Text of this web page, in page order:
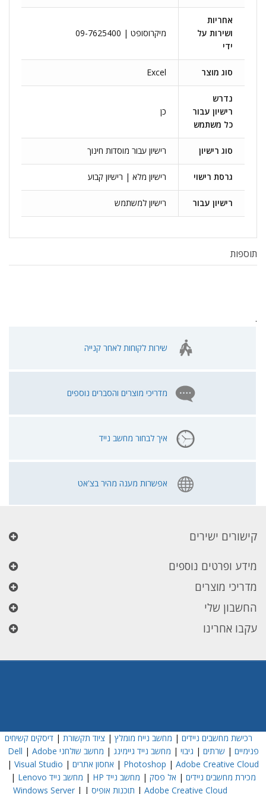
אחריות
ושירות על
ידי
מיקרוסופט | 09-7625400
סוג מוצר Excel
נדרש
רישיון עבור
כל משתמש
כן
סוג רישיון רישיון עבור מוסדות חינוך
גרסת רישוי רישיון מלא | רישיון קבוע
רישיון עבור רישיון למשתמש
תוספות
.
שירות לקוחות לאחר קנייה
מדריכי מוצרים והסברים נוספים
איך לבחור מחשב נייד
אפשרות מענה מהיר בצ'אט
קישורים ישירים
מידע ופרטים נוספים
מדריכי מוצרים
החשבון שלי
עקבו אחרינו
רכישת מחשבים ניידים | מחשב נייח מומלץ | ציוד תקשורת |דיסקים קשיחים
פנימיים | שרתים | גיבוי | מחשב נייד גיימינג | מחשב שולחני Dell | Adobe
Photoshop | Adobe Creative Cloud
| אחסון אתרים |
Visual Studio
|
מכירת מחשבים ניידים | אל פסק | מחשב נייד HP | מחשב נייד Lenovo
|
Adobe Creative Cloud
| תוכנות אופיס |
Windows Server|